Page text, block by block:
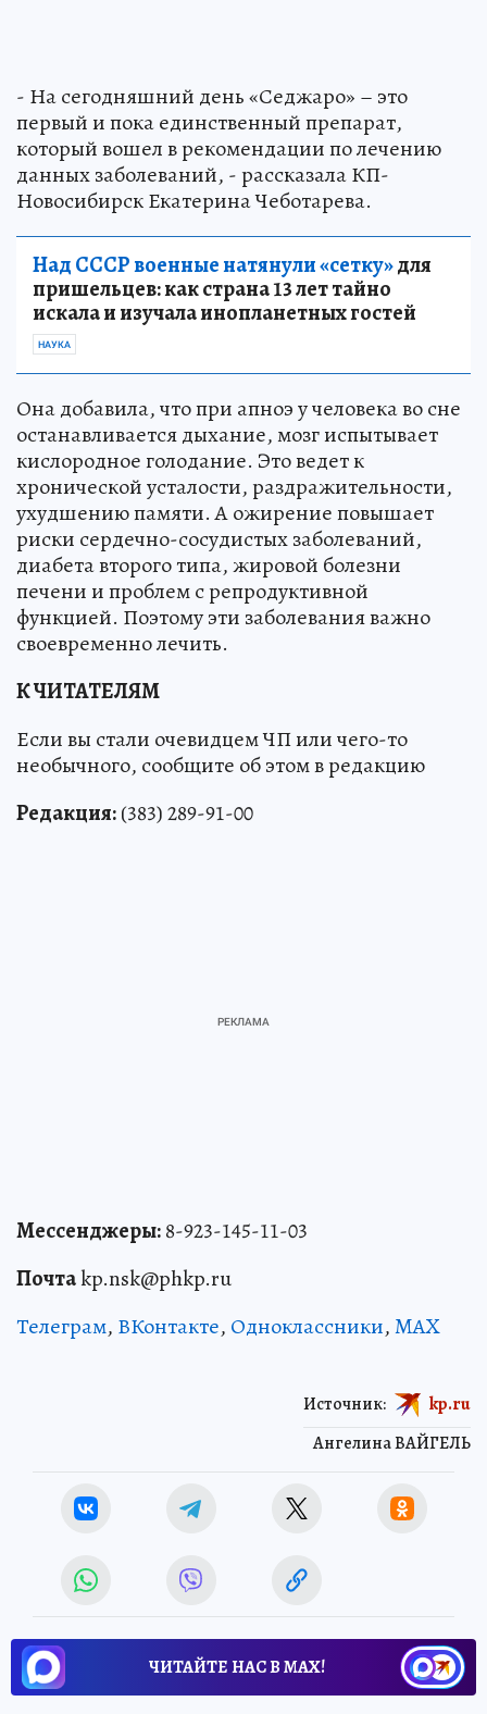
- На сегодняшний день «Седжаро» – это
первый и пока единственный препарат,
который вошел в рекомендации по лечению
данных заболеваний, - рассказала КП-
Новосибирск Екатерина Чеботарева.
Над СССР военные натянули «сетку»для
пришельцев: как страна 13 лет тайно
искала и изучала инопланетных гостей
НАУКА
Она добавила, что при апноэ у человека во сне
останавливается дыхание, мозг испытывает
кислородное голодание. Это ведет к
хронической усталости, раздражительности,
ухудшению памяти. А ожирение повышает
риски сердечно-сосудистых заболеваний,
диабета второго типа, жировой болезни
печени и проблем с репродуктивной
функцией. Поэтому эти заболевания важно
своевременно лечить.
К ЧИТАТЕЛЯМ
Если вы стали очевидцем ЧП или чего-то
необычного, сообщите об этом в редакцию
Редакция:(383) 289-91-00
Мессенджеры:8-923-145-11-03
Почтаkp.nsk@phkp.ru
Телеграм, ВКонтакте, Одноклассники,MAX
Ангелина ВАЙГЕЛЬ
Источник: kp.ru
ЧИТАЙТЕ НАС В МАХ!